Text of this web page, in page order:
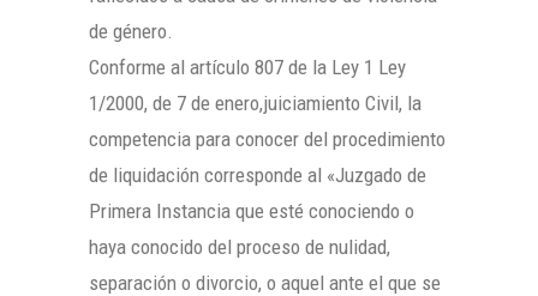
de género.
Conforme al artículo 807 de la Ley 1 Ley
1/2000, de 7 de enero,juiciamiento Civil, la
competencia para conocer del procedimiento
de liquidación corresponde al «Juzgado de
Primera Instancia que esté conociendo o
haya conocido del proceso de nulidad,
separación o divorcio, o aquel ante el que se